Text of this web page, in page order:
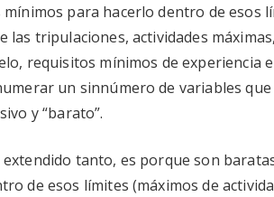
para hacerlo dentro de esos
las tripulaciones, actividades
requisitos mínimos de experiencia
un sinnúmero de variables
y “barato”.
tanto, es porque son
de esos límites (máximos de